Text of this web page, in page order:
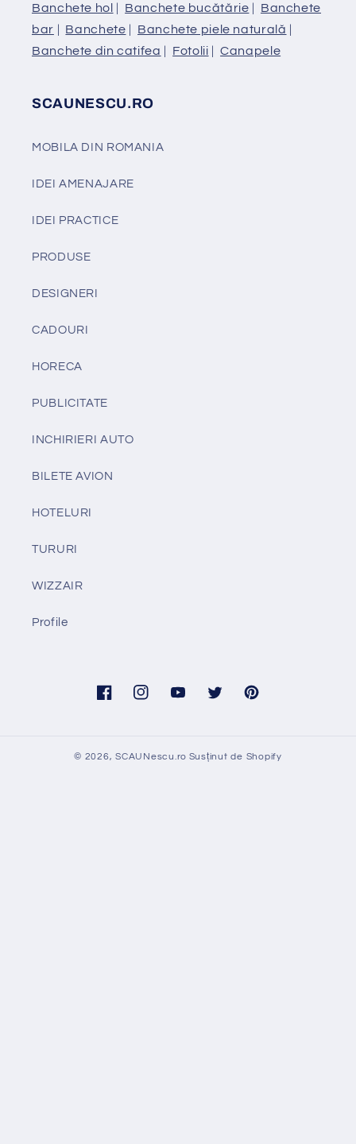
Banchete hol | Banchete bucătărie | Banchete
bar | Banchete | Banchete piele naturală |
Banchete din catifea | Fotolii |Canapele
SCAUNESCU.RO
MOBILA DIN ROMANIA
IDEI AMENAJARE
IDEI PRACTICE
PRODUSE
DESIGNERI
CADOURI
HORECA
PUBLICITATE
INCHIRIERI AUTO
BILETE AVION
HOTELURI
TURURI
WIZZAIR
Profile
FacebookInstagramYouTubeTwitter Pinterest
© 2026,SCAUNescu.ro Susținut de Shopify